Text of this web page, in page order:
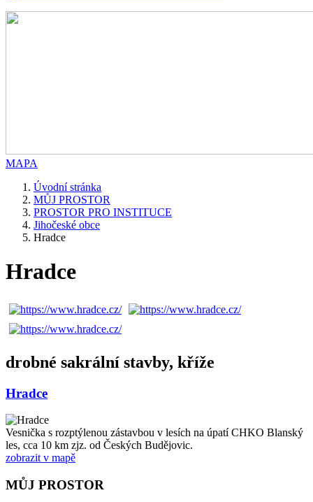
MAPA
Úvodní stránka
MŮJ PROSTOR
PROSTOR PRO INSTITUCE
Jihočeské obce
Hradce
Hradce
drobné sakrální stavby, kříže
Hradce
Vesnička s rozptýlenou zástavbou v lesích na úpatí CHKO Blanský
les, cca 10 km zjz. od Českých Budějovic.
zobrazit v mapě
MŮJ PROSTOR